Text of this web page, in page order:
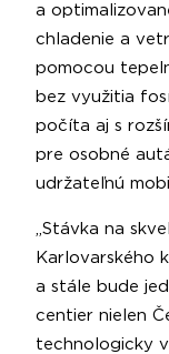
a
chladenie a
pomocou
bez využitia
počíta aj s
pre osobné
udržateľnú
„Stávka na
Karlovarského
a stále bude
centier nielen
technologicky